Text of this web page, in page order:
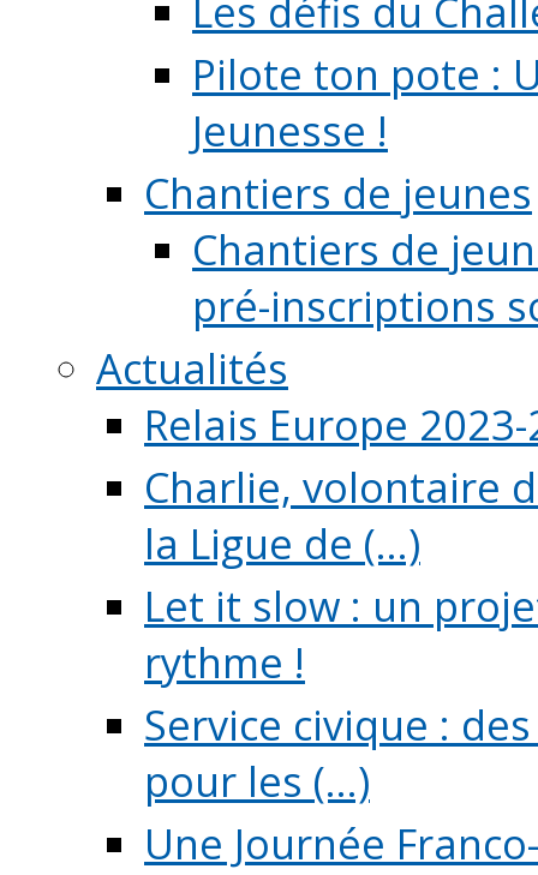
Les défis du
Pilote ton pote :
Jeunesse !
Chantiers de jeunes
Chantiers de
pré-inscriptions
Actualités
Relais Europe
Charlie, volontaire
la Ligue de (...)
Let it slow : un
rythme !
Service civique :
pour les (...)
Une Journée